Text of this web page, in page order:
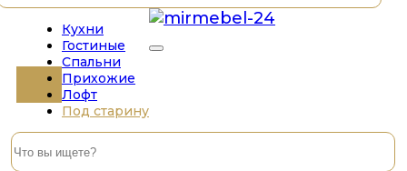
Кухни
Гостиные
Спальни
Прихожие
Лофт
Под старину